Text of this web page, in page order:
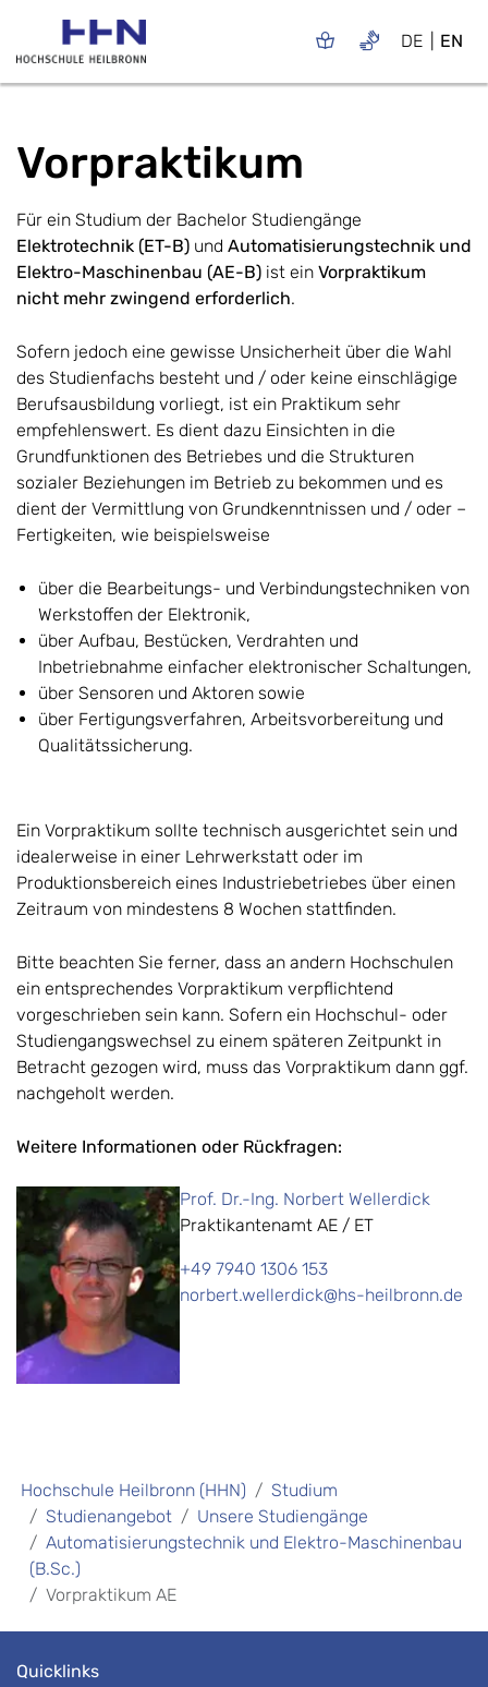
DE EN
Vorpraktikum
Für ein Studium der Bachelor Studiengänge
Elektrotechnik (ET-B) und Automatisierungstechnik und
Elektro-Maschinenbau (AE-B) ist ein Vorpraktikum
nicht mehr zwingend erforderlich.
Sofern jedoch eine gewisse Unsicherheit über die Wahl
des Studienfachs besteht und / oder keine einschlägige
Berufsausbildung vorliegt, ist ein Praktikum sehr
empfehlenswert. Es dient dazu Einsichten in die
Grundfunktionen des Betriebes und die Strukturen
sozialer Beziehungen im Betrieb zu bekommen und es
dient der Vermittlung von Grundkenntnissen und / oder –
Fertigkeiten, wie beispielsweise
über die Bearbeitungs- und Verbindungstechniken von
Werkstoffen der Elektronik,
über Aufbau, Bestücken, Verdrahten und
Inbetriebnahme einfacher elektronischer Schaltungen,
über Sensoren und Aktoren sowie
über Fertigungsverfahren, Arbeitsvorbereitung und
Qualitätssicherung.
Ein Vorpraktikum sollte technisch ausgerichtet sein und
idealerweise in einer Lehrwerkstatt oder im
Produktionsbereich eines Industriebetriebes über einen
Zeitraum von mindestens 8 Wochen stattfinden.
Bitte beachten Sie ferner, dass an andern Hochschulen
ein entsprechendes Vorpraktikum verpflichtend
vorgeschrieben sein kann. Sofern ein Hochschul- oder
Studiengangswechsel zu einem späteren Zeitpunkt in
Betracht gezogen wird, muss das Vorpraktikum dann ggf.
nachgeholt werden.
Weitere Informationen oder Rückfragen:
Prof. Dr.-Ing. Norbert Wellerdick
Praktikantenamt AE / ET
+49 7940 1306 153
norbert.wellerdick@hs-heilbronn.de
Hochschule Heilbronn (HHN)
Studium
Studienangebot
Unsere Studiengänge
Automatisierungstechnik und Elektro-Maschinenbau
(B.Sc.)
Vorpraktikum AE
Quicklinks